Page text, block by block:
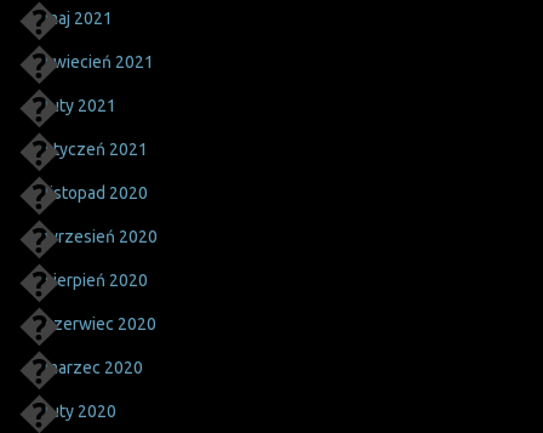
maj 2021
kwiecień 2021
luty 2021
styczeń 2021
listopad 2020
wrzesień 2020
sierpień 2020
czerwiec 2020
marzec 2020
luty 2020